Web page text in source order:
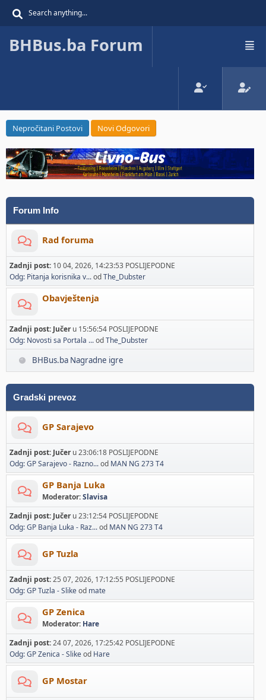
BHBus.ba Forum
Nepročitani Postovi Novi Odgovori
Forum Info
Rad foruma
Zadnji post: 10 04, 2026, 14:23:53 POSLIJEPODNE
Odg: Pitanja korisnika v...odThe_Dubster
Obavještenja
Zadnji post: Jučeru 15:56:54 POSLIJEPODNE
Odg: Novosti sa Portala ...odThe_Dubster
BHBus.ba Nagradne igre
Gradski prevoz
GP Sarajevo
Zadnji post: Jučeru 23:06:18 POSLIJEPODNE
Odg: GP Sarajevo - Razno...od MAN NG 273 T4
GP Banja Luka
Moderator:Slavisa
Zadnji post: Jučeru 23:12:54 POSLIJEPODNE
Odg: GP Banja Luka - Raz...od MAN NG 273 T4
GP Tuzla
Zadnji post:25 07, 2026, 17:12:55 POSLIJEPODNE
Odg: GP Tuzla - Slikeod mate
GP Zenica
Moderator: Hare
Zadnji post:24 07, 2026, 17:25:42 POSLIJEPODNE
Odg: GP Zenica - Slikeod Hare
GP Mostar